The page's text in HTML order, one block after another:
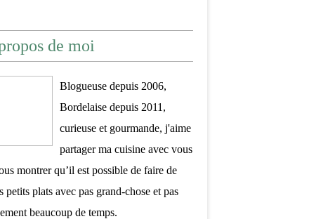
de moi
Blogueuse depuis 2006,
Bordelaise depuis 2011,
curieuse et gourmande, j'aime
partager ma cuisine avec vous
montrer qu’il est possible de faire de
petits plats avec pas grand-chose et pas
beaucoup de temps.